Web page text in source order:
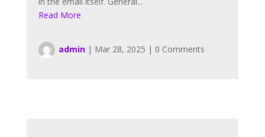
Read More
admin| Mar 28, 2025 | 0 Comments